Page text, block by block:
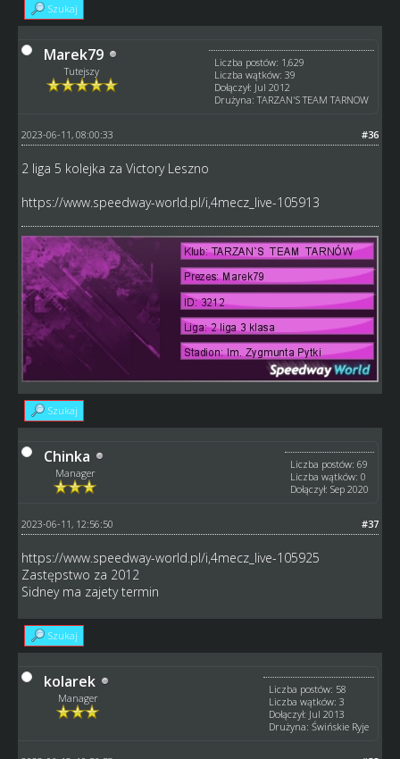
Szukaj
Marek79
Tutejszy
Liczba postów: 1,629
Liczba wątków: 39
Dołączył: Jul 2012
Drużyna: TARZAN'S TEAM TARNOW
#36
2023-06-11, 08:00:33
2 liga 5 kolejka za Victory Leszno
https://www.speedway-world.pl/i,4mecz_live-105913
Szukaj
Chinka
Manager
Liczba postów: 69
Liczba wątków: 0
Dołączył: Sep 2020
#37
2023-06-11, 12:56:50
https://www.speedway-world.pl/i,4mecz_live-105925
Zastępstwo za 2012
Sidney ma zajety termin
Szukaj
kolarek
Manager
Liczba postów: 58
Liczba wątków: 3
Dołączył: Jul 2013
Drużyna: Świńskie Ryje